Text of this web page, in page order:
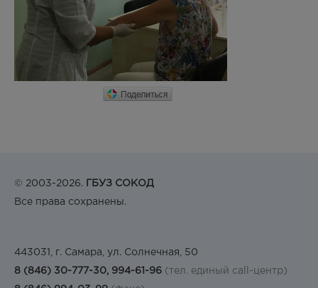
© 2003-2026. ГБУЗ СОКОД
Все права сохранены.
443031, г. Самара, ул. Солнечная, 50
8 (846) 30-777-30, 994-61-96 (тел. единый call-центр)